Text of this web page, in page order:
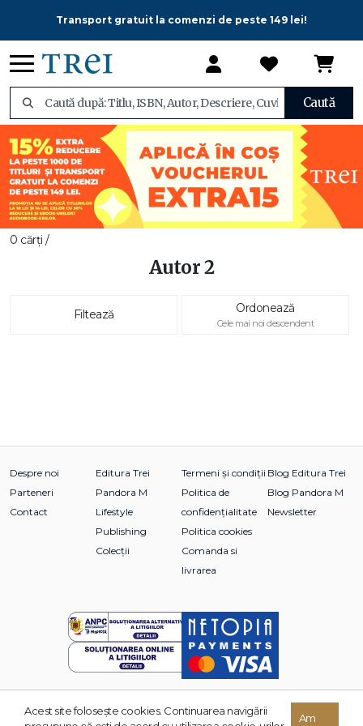
Transport gratuit la comenzi de peste 149 lei!
Caută
0 cărți /
Autor 2
Filtează Ordonează
Cele mai noi descendent
Despre noi
Parteneri
Contact
Editura Trei
Pandora M
Lifestyle
Publishing
Colecții
Termeni și condiții
Politica de
confidențialitate
Politica cookies
Comanda si
livrarea
Blog Editura Trei
Blog Pandora M
Newsletter
© 2026 Grupul Editorial TREI. Toate drepturile rezervate.
Acest site foloseşte cookies. Continuarea navigării
Am